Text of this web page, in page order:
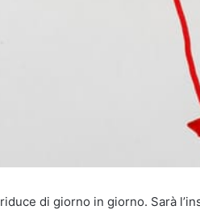
di giorno in giorno. Sarà